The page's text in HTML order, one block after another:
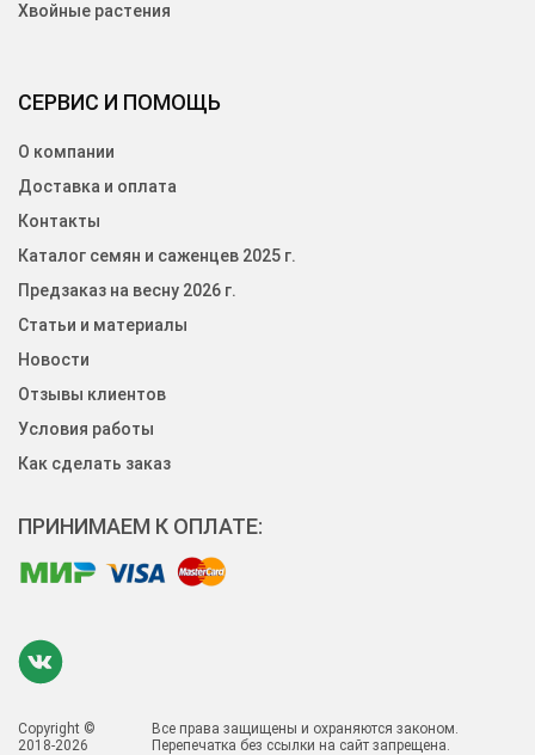
СЕРВИС И ПОМОЩЬ
О компании
Доставка и оплата
Контакты
Каталог семян и саженцев 2025 г.
Предзаказ на весну 2026 г.
Статьи и материалы
Новости
Отзывы клиентов
Условия работы
Как сделать заказ
Хвойные растения
ПРИНИМАЕМ К ОПЛАТЕ:
Copyright ©
2018-2026
Все права защищены и охраняются законом.
Перепечатка без ссылки на сайт запрещена.